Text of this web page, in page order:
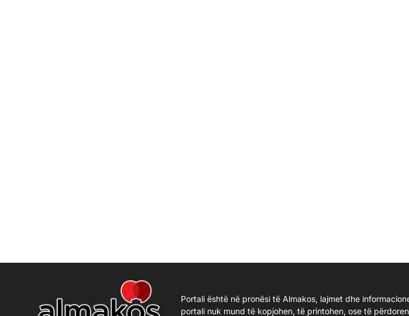
Portali është në pronësi të Almakos, lajmet dhe
portali nuk mund të kopjohen, të printohen, ose të